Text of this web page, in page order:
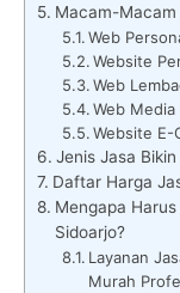
Macam-Macam
Web
Website
Web
Web Media
Website E-
Jenis Jasa
Daftar Harga
Mengapa
Sidoarjo?
Layanan
Murah